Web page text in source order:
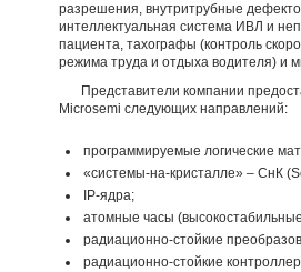
разрешения, внутритрубные
интеллектуальная система ИВЛ и
пациента, тахографы (контроль
режима труда и отдыха водителя) и
Представители компании
Microsemi следующих направлений:
программируемые логические
«системы-на-кристалле» – СнК
IP-ядра;
атомные часы
радиационно-стойкие
радиационно-стойкие